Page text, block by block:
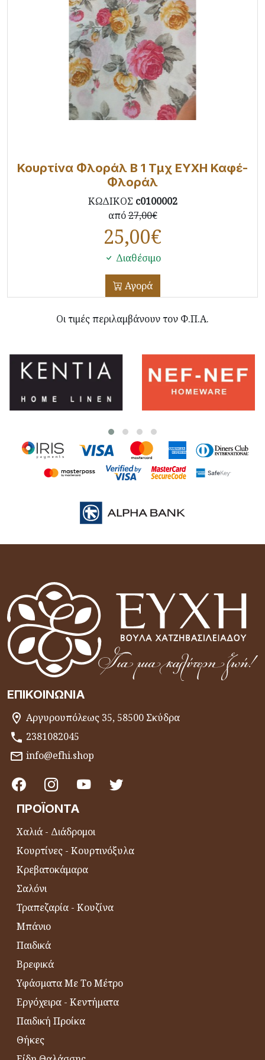
Κουρτίνα Φλοράλ Β 1 Τμχ ΕΥΧΗ Καφέ-
Φλοράλ
ΚΩΔΙΚΟΣ c0100002
από27,00€
25,00€
Διαθέσιμο
Αγορά
Οι τιμές περιλαμβάνουν τον Φ.Π.Α.
ΕΠΙΚΟΙΝΩΝΊΑ
Αργυρουπόλεως 35, 58500 Σκύδρα
2381082045
info@efhi.shop
ΠΡΟΪΌΝΤΑ
Χαλιά - Διάδρομοι
Κουρτίνες - Κουρτινόξυλα
Κρεβατοκάμαρα
Σαλόνι
Τραπεζαρία - Κουζίνα
Μπάνιο
Παιδικά
Βρεφικά
Υφάσματα Με Το Μέτρο
Εργόχειρα - Κεντήματα
Παιδική Προίκα
Θήκες